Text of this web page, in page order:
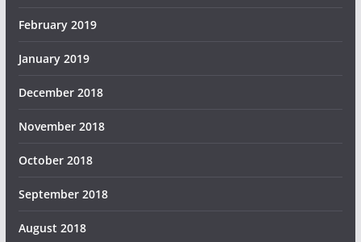
February 2019
January 2019
December 2018
November 2018
October 2018
September 2018
August 2018